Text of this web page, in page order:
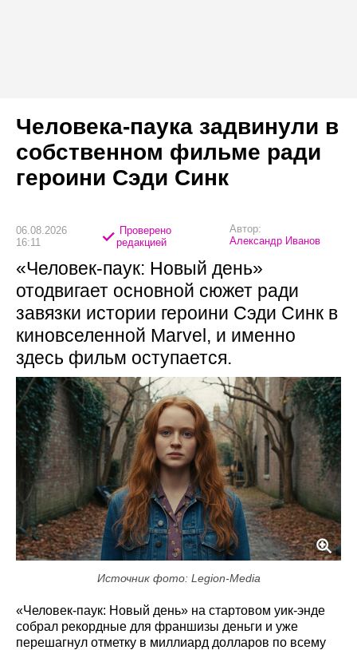
Человека-паука задвинули в
собственном фильме ради
героини Сэди Синк
06.08.2026
16:11
Проверено
редакцией
Автор:
Александр Иванов
«Человек-паук: Новый день»
отодвигает основной сюжет ради
завязки истории героини Сэди Синк в
киновселенной Marvel, и именно
здесь фильм оступается.
Источник фото: Legion-Media
«Человек-паук: Новый день» на стартовом уик-энде
собрал рекордные для франшизы деньги и уже
перешагнул отметку в миллиард долларов по всему